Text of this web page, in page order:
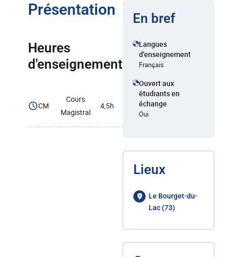
Présentation
Heures
d'enseignement
CM
Cours
Magistral
4,5h
En bref
Langues
d'enseignement
Français
Ouvert aux
étudiants en
échange
Oui
Lieux
Le Bourget-du-
Lac (73)